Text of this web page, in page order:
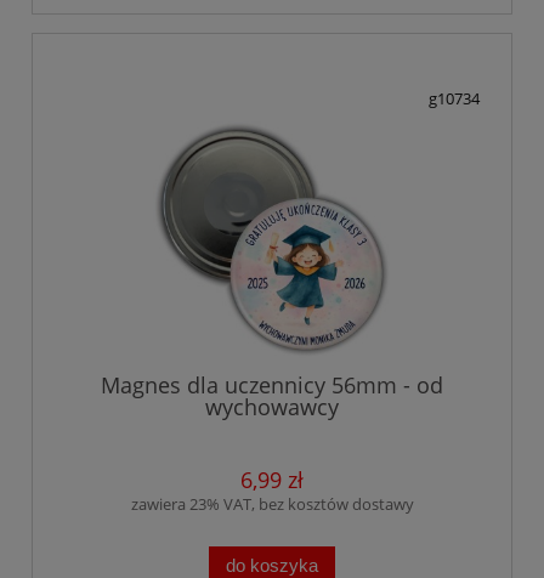
g10734
Magnes dla uczennicy 56mm - od
wychowawcy
6,99 zł
zawiera 23% VAT, bez kosztów dostawy
do koszyka